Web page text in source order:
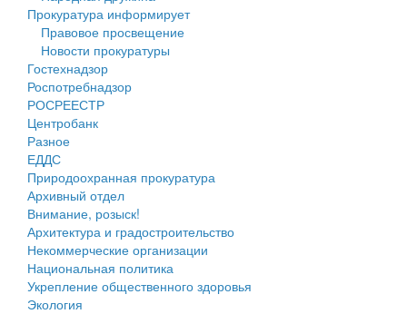
Генеральные планы
Проекты планировки территории
Собрание депутатов
Городское поселение
Сельские поселения
Прокуратура информирует
Правовое просвещение
Новости прокуратуры
Гостехнадзор
Роспотребнадзор
РОСРЕЕСТР
Центробанк
Разное
ЕДДС
Природоохранная прокуратура
Архивный отдел
Внимание, розыск!
Архитектура и градостроительство
Некоммерческие организации
Национальная политика
Укрепление общественного здоровья
Экология